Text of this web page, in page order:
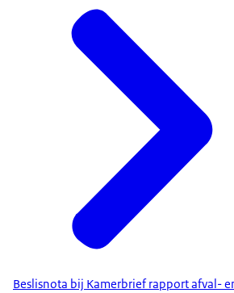
Beslisnota bij Kamerbrief rapport afval-